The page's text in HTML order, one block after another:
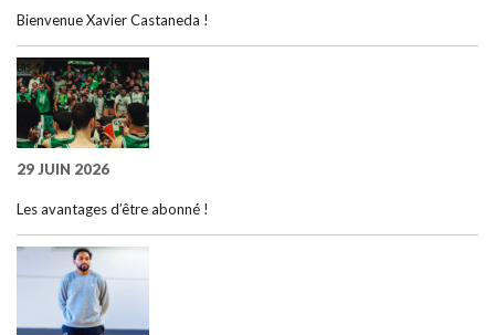
Bienvenue Xavier Castaneda !
29 JUIN 2026
Les avantages d’être abonné !